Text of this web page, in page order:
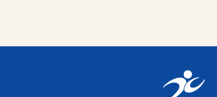
福